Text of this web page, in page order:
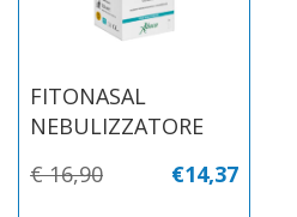
FITONASAL
NEBULIZZATORE
€ 16,90
€14,37